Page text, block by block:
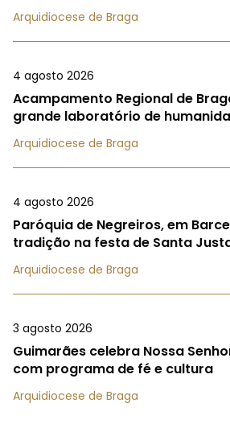
Arquidiocese de Braga
4 agosto 2026
Acampamento Regional de
grande laboratório de
Arquidiocese de Braga
4 agosto 2026
Paróquia de Negreiros, em
tradição na festa de Santa
Arquidiocese de Braga
3 agosto 2026
Guimarães celebra Nossa
com programa de fé e cultura
Arquidiocese de Braga